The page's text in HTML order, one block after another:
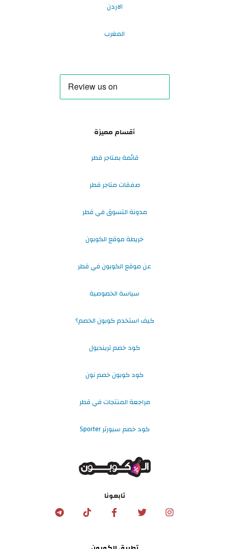
الاردن
المغرب
أقسام مميزة
قائمة بمتاجر قطر
صفقات متاجر قطر
مدونة التسوق في قطر
خريطة موقع الكوبون
عن موقع الكوبون في قطر
سياسة الخصوصية
كيف استخدم كوبون الخصم؟
كود خصم ترينديول
كود كوبون خصم نون
مراجعة المنتجات في قطر
كود خصم سبورتر Sporter
تابعونا